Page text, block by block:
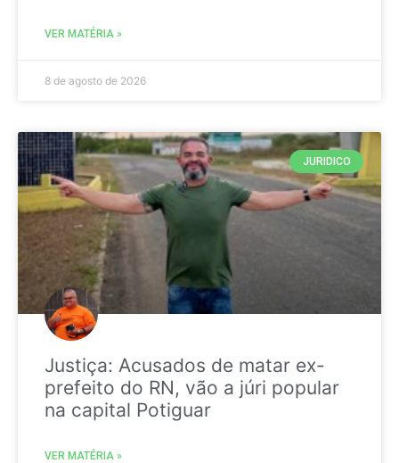
VER MATÉRIA »
8 de agosto de 2026
JURIDICO
Justiça: Acusados de matar ex-
prefeito do RN, vão a júri popular
na capital Potiguar
VER MATÉRIA »